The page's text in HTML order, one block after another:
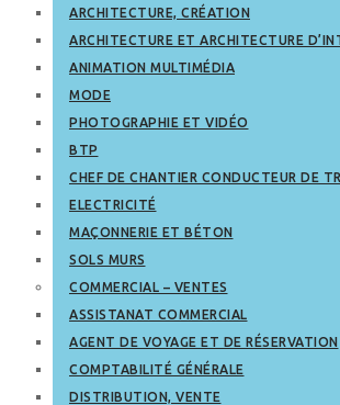
ARCHITECTURE, CRÉATION
ARCHITECTURE ET ARCHITECTURE
ANIMATION MULTIMÉDIA
MODE
PHOTOGRAPHIE ET VIDÉO
BTP
CHEF DE CHANTIER CONDUCTEUR DE
ELECTRICITÉ
MAÇONNERIE ET BÉTON
SOLS MURS
COMMERCIAL – VENTES
ASSISTANAT COMMERCIAL
AGENT DE VOYAGE ET DE RÉSERVATION
COMPTABILITÉ GÉNÉRALE
DISTRIBUTION, VENTE